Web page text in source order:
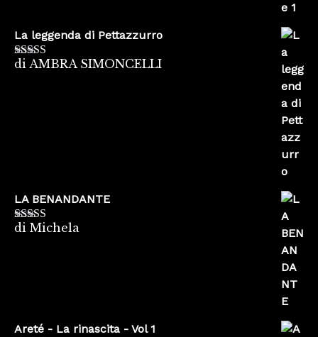
La leggenda di Pettazzurro
Valutato5su
di AMBRA SIMONCELLI
LA BENANDANTE
Valutato5su
di Michela
Areté - La rinascita - Vol 1